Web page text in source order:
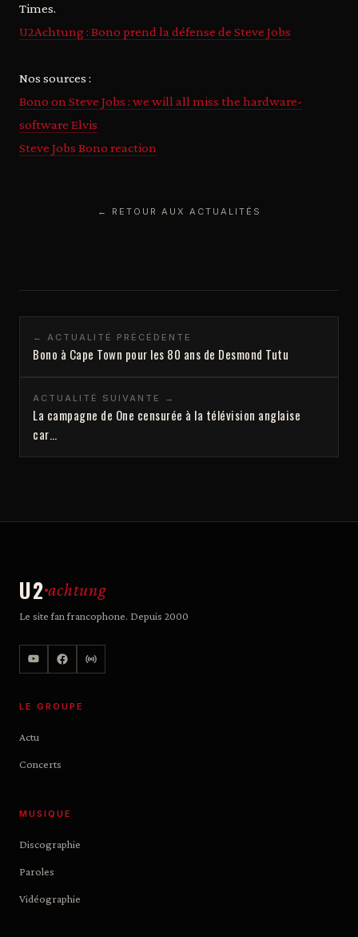
Times.
U2Achtung : Bono prend la défense de Steve Jobs
Nos sources :
Bono on Steve Jobs : we will all miss the hardware-
software Elvis
Steve Jobs Bono reaction
← RETOUR AUX ACTUALITÉS
← ACTUALITÉ PRÉCÉDENTE
Bono à Cape Town pour les 80 ans de Desmond Tutu
ACTUALITÉ SUIVANTE →
La campagne de One censurée à la télévision anglaise
car…
U2 achtung
Le site fan francophone. Depuis 2000
LE GROUPE
Actu
Concerts
MUSIQUE
Discographie
Paroles
Vidéographie